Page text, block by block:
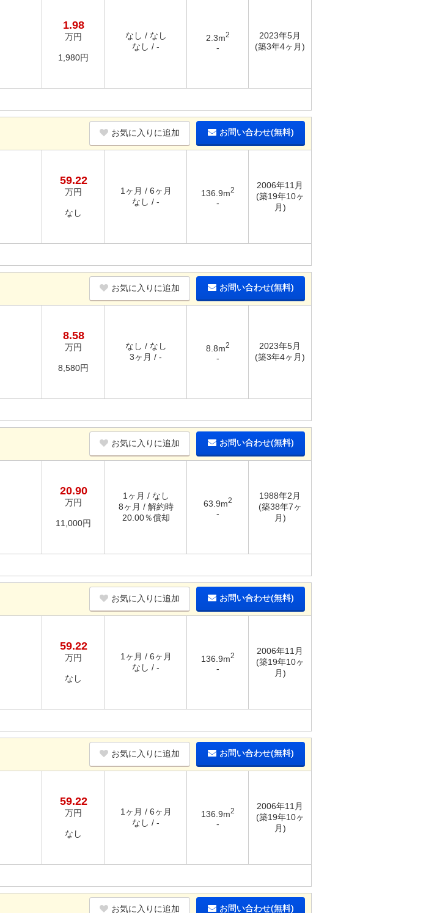
1.98
万円
1,980円
なし / なし
なし / -
2.3m2
-
2023年5月
(築3年4ヶ月)
お気に入りに追加 お問い合わせ(無料)
59.22
万円
なし
1ヶ月 / 6ヶ月
なし / -
136.9m2
-
2006年11月
(築19年10ヶ
月)
お気に入りに追加 お問い合わせ(無料)
8.58
万円
8,580円
なし / なし
3ヶ月 / -
8.8m2
-
2023年5月
(築3年4ヶ月)
お気に入りに追加 お問い合わせ(無料)
20.90
万円
11,000円
1ヶ月 / なし
8ヶ月 / 解約時
20.00％償却
63.9m2
-
1988年2月
(築38年7ヶ
月)
お気に入りに追加 お問い合わせ(無料)
59.22
万円
なし
1ヶ月 / 6ヶ月
なし / -
136.9m2
-
2006年11月
(築19年10ヶ
月)
お気に入りに追加 お問い合わせ(無料)
59.22
万円
なし
1ヶ月 / 6ヶ月
なし / -
136.9m2
-
2006年11月
(築19年10ヶ
月)
お気に入りに追加 お問い合わせ(無料)